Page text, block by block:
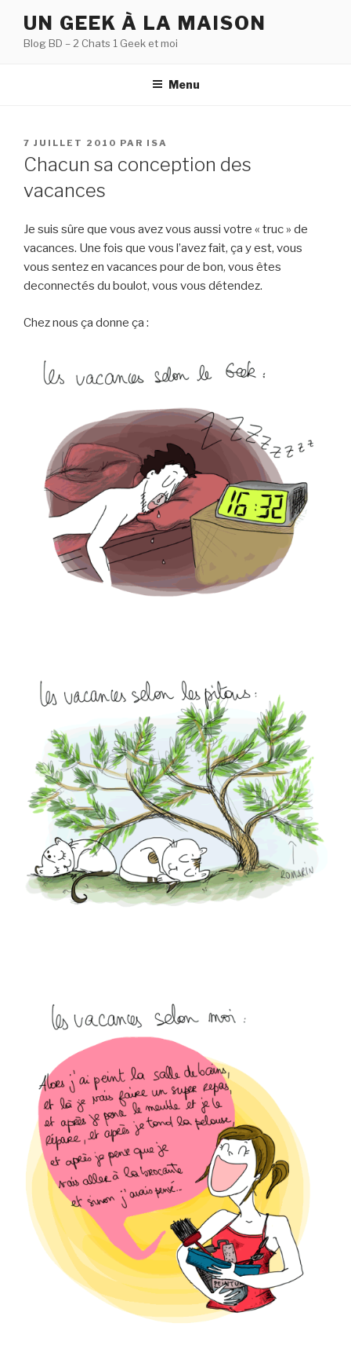
contenu
UN GEEK À LA MAISON
Blog BD – 2 Chats 1 Geek et moi
Menu
PUBLIÉ
LE
7 JUILLET 2010 PAR ISA
Chacun sa conception des
vacances
Je suis sûre que vous avez vous aussi votre « truc » de
vacances. Une fois que vous l’avez fait, ça y est, vous
vous sentez en vacances pour de bon, vous êtes
deconnectés du boulot, vous vous détendez.
Chez nous ça donne ça :